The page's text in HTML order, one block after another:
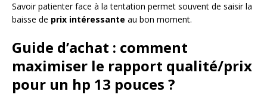
Savoir patienter face à la tentation permet souvent de saisir la
baisse de prix intéressante au bon moment.
Guide d’achat : comment
maximiser le rapport qualité/prix
pour un hp 13 pouces ?